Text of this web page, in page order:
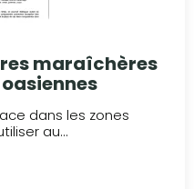
maraîchères
dans les zones
au...